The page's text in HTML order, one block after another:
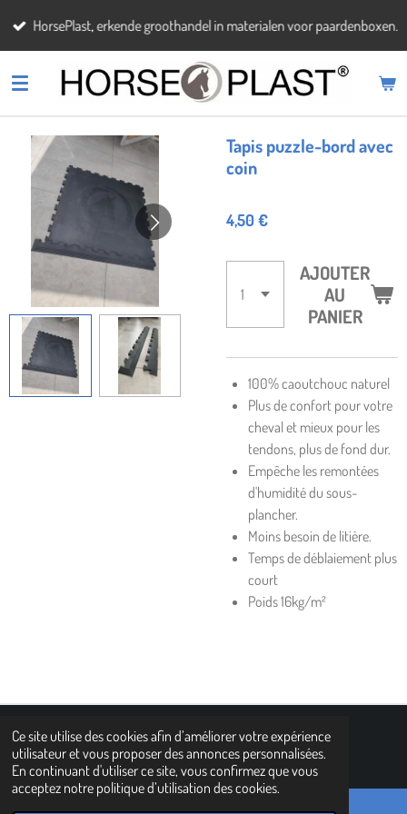
Ce site utilise des cookies afin d’améliorer votre expérience
utilisateur et vous proposer des annonces personnalisées.
En continuant d'utiliser ce site, vous confirmez que vous
acceptez notre politique d’utilisation des cookies.
Passer
principal
HorsePlast, erkende groothandel in materialen voor paardenboxen.
Tapis puzzle-bord avec
coin
4,50 €
AJOUTER
AU
PANIER
100% caoutchouc naturel
Plus de confort pour votre
cheval et mieux pour les
tendons, plus de fond dur.
Empêche les remontées
d'humidité du sous-
plancher.
Moins besoin de litière.
Temps de déblaiement plus
court
Poids 16kg/m²
n© 2021 - 2022 www.horseplast.com